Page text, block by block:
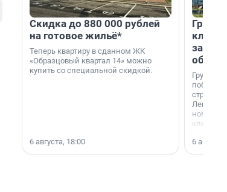
Скидка до 880 000 рублей
на готовое жильё*
Теперь квартиру в сданном ЖК
«Образцовый квартал 14» можно
купить со специальной скидкой.
6 августа, 18:00
Группа
области».
6